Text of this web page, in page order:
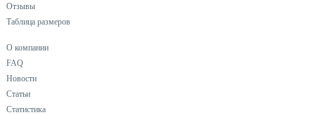
Отзывы
Таблица размеров
О компании
FAQ
Новости
Статьи
Статистика